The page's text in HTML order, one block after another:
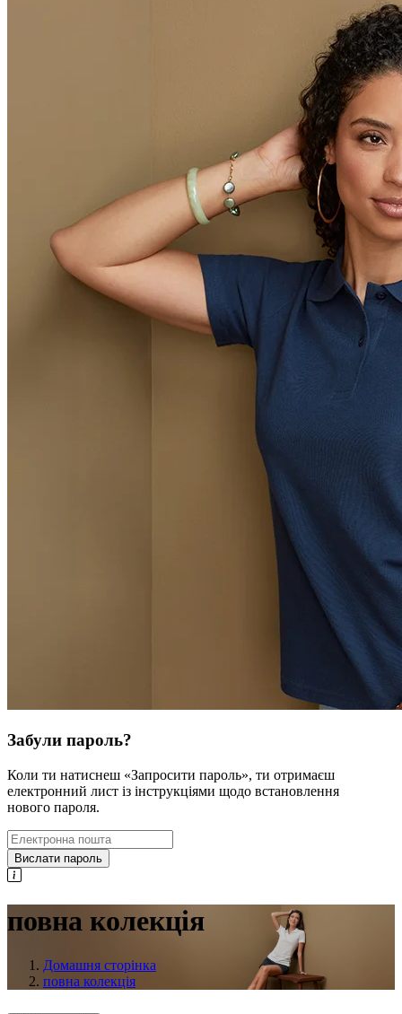
Забули пароль?
Коли ти натиснеш «Запросити пароль», ти отримаєш
електронний лист із інструкціями щодо встановлення
нового пароля.
Вислати пароль
повна колекція
Домашня сторінка
повна колекція